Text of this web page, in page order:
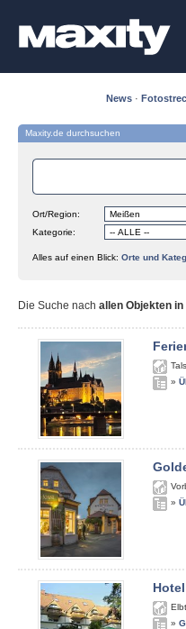
News ·
Maxity.de durchsuchen
Ort/Region:
Kategorie:
Alles auf einen Blick: Orte und
Die Suche nach allen Objekten in
»
»
»